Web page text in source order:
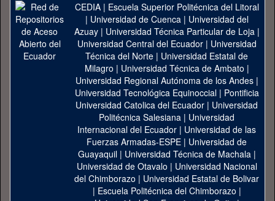
CEDIA| Escuela Superior Politécnica del Litoral
| Universidad de Cuenca| Universidad del
Azuay| Universidad Técnica Particular de Loja|
Universidad Central del Ecuador| Universidad
Técnica del Norte | Universidad Estatal de
Milagro | Universidad Técnica de Ambato |
Universidad Regional Autónoma de los Andes|
Universidad Tecnológica Equinoccial| Pontificia
Universidad Catolica del Ecuador | Universidad
Politécnica Salesiana | Universidad
Internacional del Ecuador | Universidad de las
Fuerzas Armadas-ESPE | Universidad de
Guayaquil| Universidad Técnica de Machala|
Universidad de Otavalo | Universidad Nacional
del Chimborazo | Universidad Estatal de Bolivar
| Escuela Politécnica del Chimborazo |